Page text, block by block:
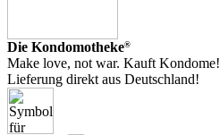
Die Kondomotheke®
Make love, not war. Kauft Kondome!
Lieferung direkt aus Deutschland!